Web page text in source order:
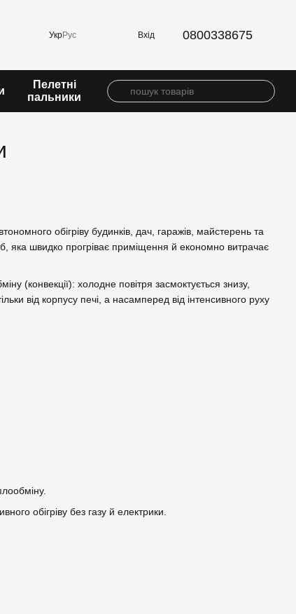
УкрРус Вхід 0800338675
Пелетні
пальники
обігріву будинків, дач, гаражів, майстерень та
яка швидко прогріває приміщення й економно витрачає
(конвекції): холодне повітря засмоктується знизу,
від корпусу печі, а насамперед від інтенсивного руху
обігріву без газу й електрики.